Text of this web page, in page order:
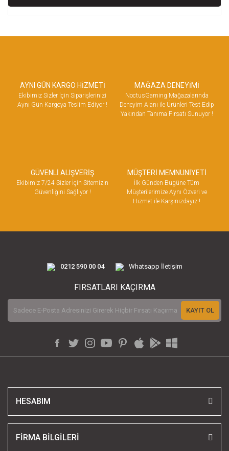
AYNI GÜN KARGO HİZMETİ
Ekibimiz Sizler İçin Siparişlerinizi
Aynı Gün Kargoya Teslim Ediyor !
MAĞAZA DENEYİMİ
NoctusGaming Mağazalarında
Deneyim Alanı ile Ürünleri Test Edip
Yakından Tanıma Fırsatı Sunuyor !
GÜVENLİ ALIŞVERİŞ
Ekibimiz 7/24 Sizler İçin Sitemizin
Güvenliğini Sağlıyor !
MÜŞTERİ MEMNUNİYETİ
İlk Günden Bugüne Tüm
Müşterilerimize Aynı Özveri ve
Hizmet ile Karşınızdayız !
0212 590 00 04 Whatsapp İletişim
FIRSATLARI KAÇIRMA
KAYIT OL
HESABIM
FİRMA BİLGİLERİ